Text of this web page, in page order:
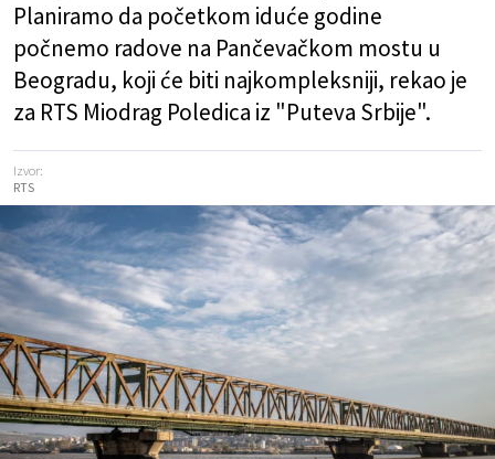
Planiramo da početkom iduće godine
počnemo radove na Pančevačkom mostu u
Beogradu, koji će biti najkompleksniji, rekao je
za RTS Miodrag Poledica iz "Puteva Srbije".
Izvor:
RTS